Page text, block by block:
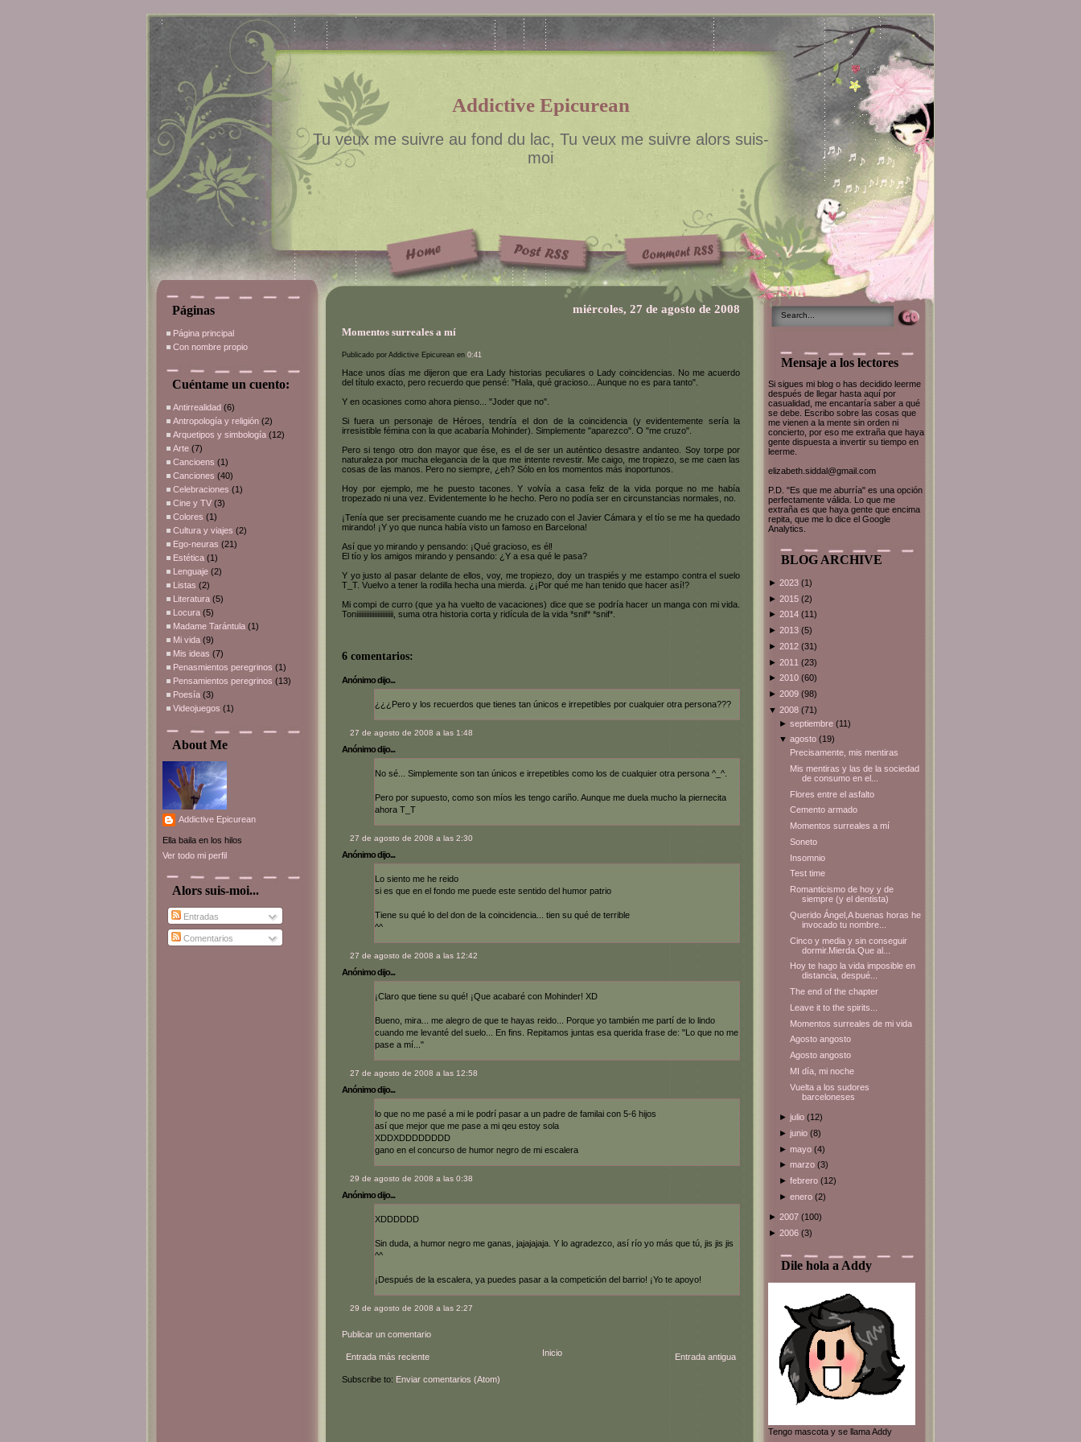
Addictive Epicurean
Tu veux me suivre au fond du lac, Tu veux me suivre alors suis-
moi
Páginas
Página principal
Con nombre propio
Cuéntame un cuento:
Antirrealidad (6)
Antropología y religión (2)
Arquetipos y simbología (12)
Arte (7)
Cancioens (1)
Canciones (40)
Celebraciones (1)
Cine y TV (3)
Colores (1)
Cultura y viajes (2)
Ego-neuras (21)
Estética (1)
Lenguaje (2)
Listas (2)
Literatura (5)
Locura (5)
Madame Tarántula (1)
Mi vida (9)
Mis ideas (7)
Penasmientos peregrinos (1)
Pensamientos peregrinos (13)
Poesía (3)
Videojuegos (1)
About Me
Addictive Epicurean
Ella baila en los hilos
Ver todo mi perfil
Alors suis-moi...
Entradas
Comentarios
miércoles, 27 de agosto de 2008
Momentos surreales a mí
Publicado por Addictive Epicurean en 0:41
Hace unos días me dijeron que era Lady historias peculiares o Lady coincidencias. No me acuerdo
del título exacto, pero recuerdo que pensé: "Hala, qué gracioso... Aunque no es para tanto".
Y en ocasiones como ahora pienso... "Joder que no".
Si fuera un personaje de Héroes, tendría el don de la coincidencia (y evidentemente sería la
irresistible fémina con la que acabaría Mohinder). Simplemente "aparezco". O "me cruzo".
Pero si tengo otro don mayor que ése, es el de ser un auténtico desastre andanteo. Soy torpe por
naturaleza por mucha elegancia de la que me intente revestir. Me caigo, me tropiezo, se me caen las
cosas de las manos. Pero no siempre, ¿eh? Sólo en los momentos más inoportunos.
Hoy por ejemplo, me he puesto tacones. Y volvía a casa feliz de la vida porque no me había
tropezado ni una vez. Evidentemente lo he hecho. Pero no podía ser en circunstancias normales, no.
¡Tenía que ser precisamente cuando me he cruzado con el Javier Cámara y el tío se me ha quedado
mirando! ¡Y yo que nunca había visto un famoso en Barcelona!
Así que yo mirando y pensando: ¡Qué gracioso, es él!
El tío y los amigos mirando y pensando: ¿Y a esa qué le pasa?
Y yo justo al pasar delante de ellos, voy, me tropiezo, doy un traspiés y me estampo contra el suelo
T_T. Vuelvo a tener la rodilla hecha una mierda. ¿¡Por qué me han tenido que hacer así!?
Mi compi de curro (que ya ha vuelto de vacaciones) dice que se podría hacer un manga con mi vida.
Toniiiiiiiiiiiiiiiiiiiiiii, suma otra historia corta y ridícula de la vida *snif* *snif*.
6 comentarios:
Anónimo dijo...
¿¿¿Pero y los recuerdos que tienes tan únicos e irrepetibles por cualquier otra persona???
27 de agosto de 2008 a las 1:48
Anónimo dijo...
No sé... Simplemente son tan únicos e irrepetibles como los de cualquier otra persona ^_^.
Pero por supuesto, como son míos les tengo cariño. Aunque me duela mucho la piernecita
ahora T_T
27 de agosto de 2008 a las 2:30
Anónimo dijo...
Lo siento me he reido
si es que en el fondo me puede este sentido del humor patrio
Tiene su qué lo del don de la coincidencia... tien su qué de terrible
^^
27 de agosto de 2008 a las 12:42
Anónimo dijo...
¡Claro que tiene su qué! ¡Que acabaré con Mohinder! XD
Bueno, mira... me alegro de que te hayas reido... Porque yo también me partí de lo lindo
cuando me levanté del suelo... En fins. Repitamos juntas esa querida frase de: "Lo que no me
pase a mí..."
27 de agosto de 2008 a las 12:58
Anónimo dijo...
lo que no me pasé a mi le podrí pasar a un padre de familai con 5-6 hijos
así que mejor que me pase a mi qeu estoy sola
XDDXDDDDDDDD
gano en el concurso de humor negro de mi escalera
29 de agosto de 2008 a las 0:38
Anónimo dijo...
XDDDDDD
Sin duda, a humor negro me ganas, jajajajaja. Y lo agradezco, así río yo más que tú, jis jis jis
^^
¡Después de la escalera, ya puedes pasar a la competición del barrio! ¡Yo te apoyo!
29 de agosto de 2008 a las 2:27
Publicar un comentario
Entrada más reciente Entrada antigua
Inicio
Subscribe to: Enviar comentarios (Atom)
Mensaje a los lectores
Si sigues mi blog o has decidido leerme
después de llegar hasta aquí por
casualidad, me encantaría saber a qué
se debe. Escribo sobre las cosas que
me vienen a la mente sin orden ni
concierto, por eso me extraña que haya
gente dispuesta a invertir su tiempo en
leerme.
elizabeth.siddal@gmail.com
P.D. "Es que me aburría" es una opción
perfectamente válida. Lo que me
extraña es que haya gente que encima
repita, que me lo dice el Google
Analytics.
BLOG ARCHIVE
► 2023 (1)
► 2015 (2)
► 2014 (11)
► 2013 (5)
► 2012 (31)
► 2011 (23)
► 2010 (60)
► 2009 (98)
▼ 2008 (71)
►septiembre(11)
▼agosto(19)
Precisamente, mis mentiras
Mis mentiras y las de la sociedad
de consumo en el...
Flores entre el asfalto
Cemento armado
Momentos surreales a mí
Soneto
Insomnio
Test time
Romanticismo de hoy y de
siempre (y el dentista)
Querido Ángel,A buenas horas he
invocado tu nombre...
Cinco y media y sin conseguir
dormir.Mierda.Que al...
Hoy te hago la vida imposible en
distancia, despué...
The end of the chapter
Leave it to the spirits...
Momentos surreales de mi vida
Agosto angosto
Agosto angosto
MI día, mi noche
Vuelta a los sudores
barceloneses
►julio(12)
►junio(8)
►mayo(4)
►marzo(3)
►febrero(12)
►enero(2)
► 2007 (100)
► 2006 (3)
Dile hola a Addy
Tengo mascota y se llama Addy